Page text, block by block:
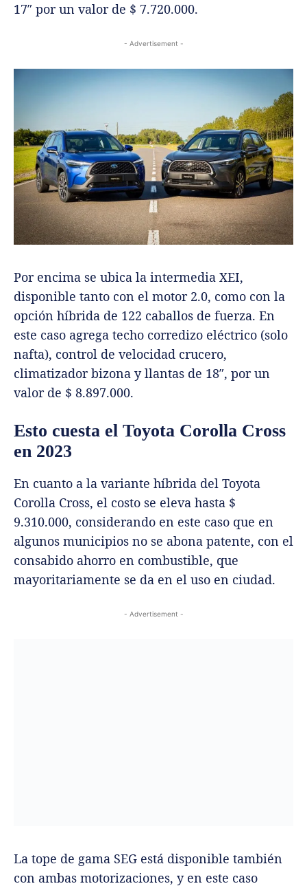
17″ por un valor de $ 7.720.000.
- Advertisement -
Por encima se ubica la intermedia XEI,
disponible tanto con el motor 2.0, como con la
opción híbrida de 122 caballos de fuerza. En
este caso agrega techo corredizo eléctrico (solo
nafta), control de velocidad crucero,
climatizador bizona y llantas de 18″, por un
valor de $ 8.897.000.
Esto cuesta el Toyota Corolla Cross
en 2023
En cuanto a la variante híbrida del Toyota
Corolla Cross, el costo se eleva hasta $
9.310.000, considerando en este caso que en
algunos municipios no se abona patente, con el
consabido ahorro en combustible, que
mayoritariamente se da en el uso en ciudad.
- Advertisement -
La tope de gama SEG está disponible también
con ambas motorizaciones, y en este caso